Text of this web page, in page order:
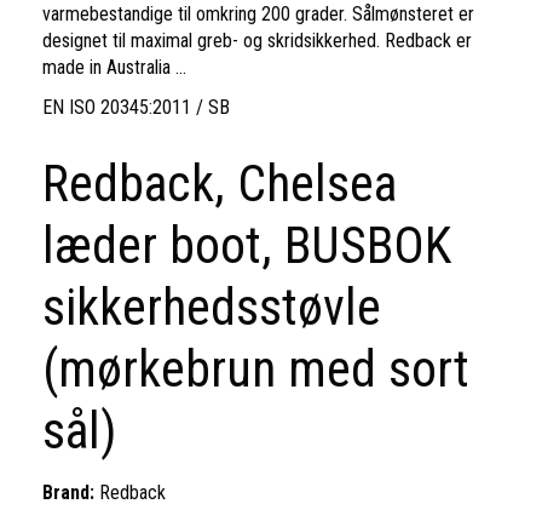
varmebestandige til omkring 200 grader. Sålmønsteret er
designet til maximal greb- og skridsikkerhed. Redback er
made in Australia ...
EN ISO 20345:2011 / SB
Redback, Chelsea
læder boot, BUSBOK
sikkerhedsstøvle
(mørkebrun med sort
sål)
Brand: Redback